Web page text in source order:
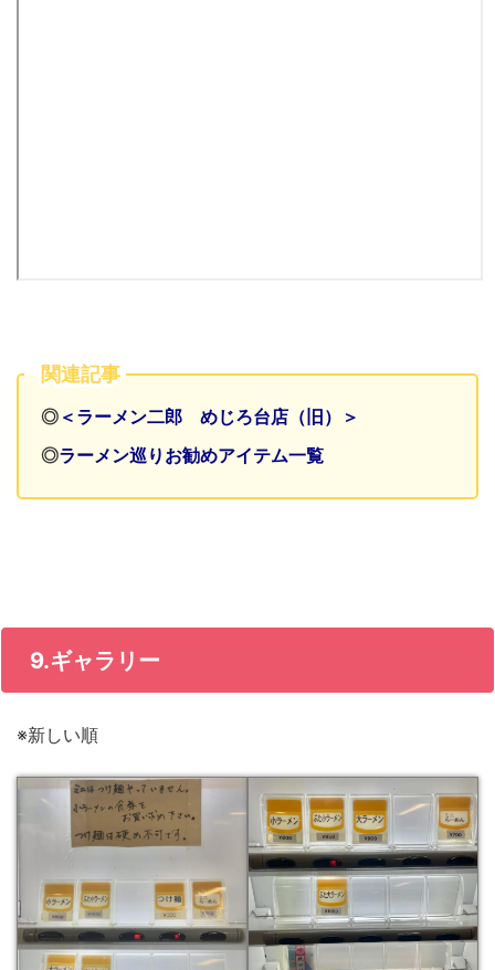
関連記事
◎ ＜ラーメン二郎 めじろ台店（旧）＞
◎ラーメン巡りお勧めアイテム一覧
9.ギャラリー
※新しい順